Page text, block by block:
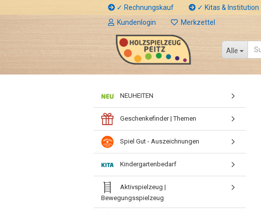
✓ Rechnungskauf ✓ Kitas & Institution
Kundenlogin
Merkzettel
Alle
NEUHEITEN
Geschenkefinder | Themen
Spiel Gut - Auszeichnungen
Kindergartenbedarf
Aktivspielzeug |
Bewegungsspielzeug